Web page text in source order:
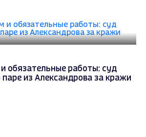
обязательные работы: суд
паре из Александрова за кражи